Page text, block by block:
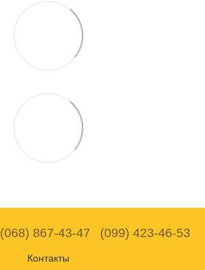
(068) 867-43-47 (099) 423-46-53
Контакты